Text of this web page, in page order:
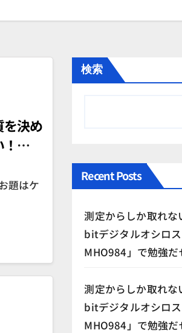
を決め
題はケ
検索
Recent Posts
測定からしか取れ
bitデジタルオシロ
MHO984」で勉強
測定からしか取れ
bitデジタルオシロ
MHO984」で勉強